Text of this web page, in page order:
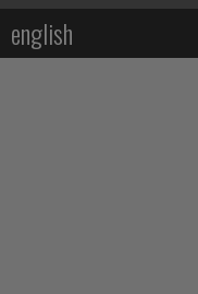
english